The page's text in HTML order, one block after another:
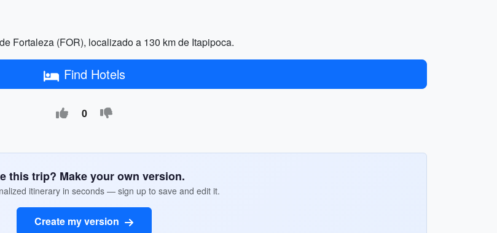
Fortaleza (FOR), localizado a 130 km de Itapipoca.
Find Hotels
0
this trip? Make your own version.
itinerary in seconds — sign up to save and edit it.
Create my version